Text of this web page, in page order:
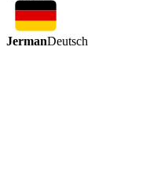
JermanDeutsch